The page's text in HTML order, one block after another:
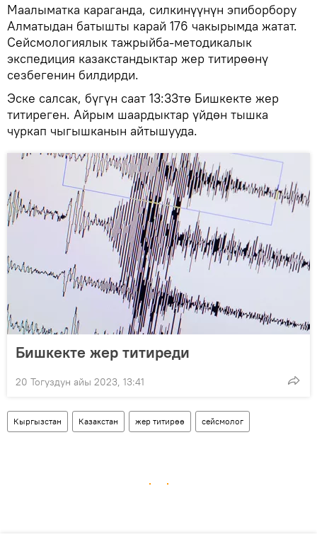
Маалыматка караганда, силкинүүнүн эпиборбору
Алматыдан батышты карай 176 чакырымда жатат.
Сейсмологиялык тажрыйба-методикалык
экспедиция казакстандыктар жер титирөөнү
сезбегенин билдирди.
Эске салсак, бүгүн саат 13:33тө Бишкекте жер
титиреген. Айрым шаардыктар үйдөн тышка
чуркап чыгышканын айтышууда.
Бишкекте жер титиреди
20 Тогуздун айы 2023, 13:41
Кыргызстан Казакстан жер титирөө сейсмолог